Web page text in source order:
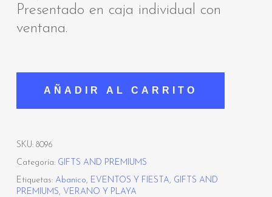
Presentado en caja individual con
ventana.
AÑADIR AL CARRITO
SKU: 8096
Categoría: GIFTS AND PREMIUMS
Etiquetas: Abanico, EVENTOS Y FIESTA, GIFTS AND
PREMIUMS, VERANO Y PLAYA